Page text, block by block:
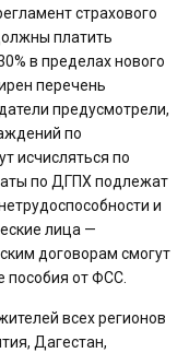
страхового
платить
в пределах нового
перечень
предусмотрели,
по
исчисляться по
по ДГПХ подлежат
и
лица —
договорам смогут
пособия от ФСС.
всех регионов
Дагестан,